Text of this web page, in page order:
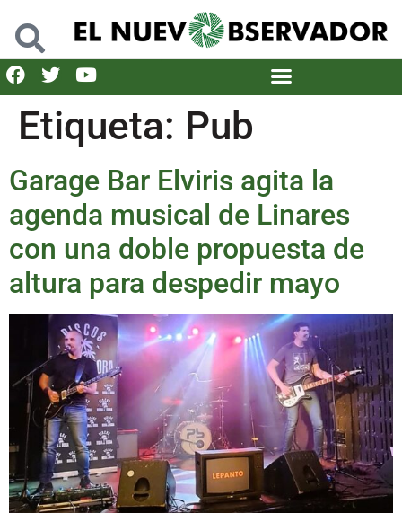
Etiqueta: Pub
Garage Bar Elviris agita la
agenda musical de Linares
con una doble propuesta de
altura para despedir mayo